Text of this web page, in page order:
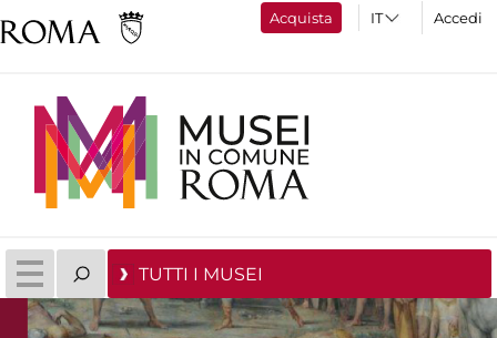
Acquista Accedi
TUTTI I MUSEI